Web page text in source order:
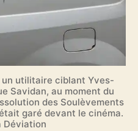
utilitaire ciblant Yves-
Savidan, au moment du
des Soulèvements
garé devant le cinéma.
Déviation